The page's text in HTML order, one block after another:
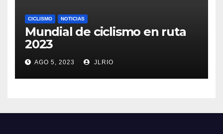
CICLISMO NOTICIAS
Mundial de ciclismo en ruta
2023
AGO 5, 2023 JLRIO